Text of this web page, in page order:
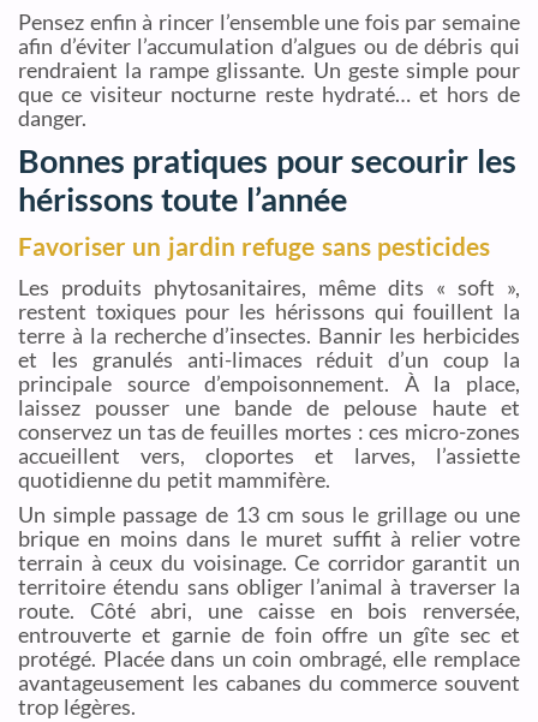
Pensez enfin à rincer l’ensemble une fois par semaine
afin d’éviter l’accumulation d’algues ou de débris qui
rendraient la rampe glissante. Un geste simple pour
que ce visiteur nocturne reste hydraté… et hors de
danger.
Bonnes pratiques pour secourir les
hérissons toute l’année
Favoriser un jardin refuge sans pesticides
Les produits phytosanitaires, même dits « soft »,
restent toxiques pour les hérissons qui fouillent la
terre à la recherche d’insectes. Bannir les herbicides
et les granulés anti-limaces réduit d’un coup la
principale source d’empoisonnement. À la place,
laissez pousser une bande de pelouse haute et
conservez un tas de feuilles mortes : ces micro-zones
accueillent vers, cloportes et larves, l’assiette
quotidienne du petit mammifère.
Un simple passage de 13 cm sous le grillage ou une
brique en moins dans le muret suffit à relier votre
terrain à ceux du voisinage. Ce corridor garantit un
territoire étendu sans obliger l’animal à traverser la
route. Côté abri, une caisse en bois renversée,
entrouverte et garnie de foin offre un gîte sec et
protégé. Placée dans un coin ombragé, elle remplace
avantageusement les cabanes du commerce souvent
trop légères.